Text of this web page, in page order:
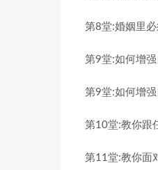
第8堂:婚姻里
第9堂:如何增
第9堂:如何增
第10堂:教你跟
第11堂:教你面